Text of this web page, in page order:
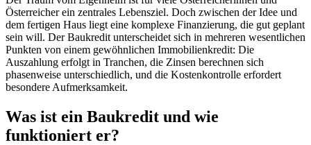
Österreicher ein zentrales Lebensziel. Doch zwischen der Idee und
dem fertigen Haus liegt eine komplexe Finanzierung, die gut geplant
sein will. Der Baukredit unterscheidet sich in mehreren wesentlichen
Punkten von einem gewöhnlichen Immobilienkredit: Die
Auszahlung erfolgt in Tranchen, die Zinsen berechnen sich
phasenweise unterschiedlich, und die Kostenkontrolle erfordert
besondere Aufmerksamkeit.
Was ist ein Baukredit und wie
funktioniert er?